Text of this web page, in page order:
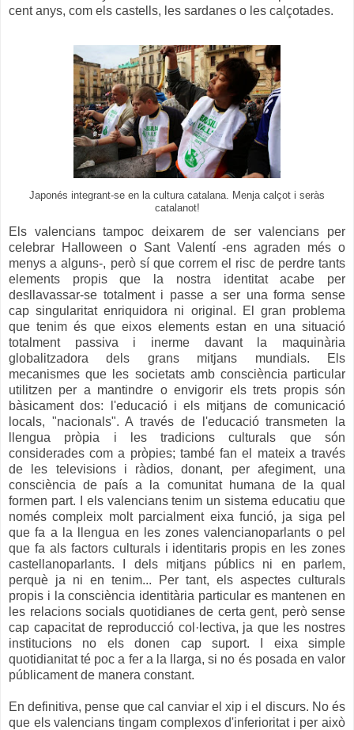
cent anys, com els castells, les sardanes o les calçotades.
Japonés integrant-se en la cultura catalana. Menja calçot i seràs
catalanot!
Els valencians tampoc deixarem de ser valencians per
celebrar Halloween o Sant Valentí -ens agraden més o
menys a alguns-, però sí que correm el risc de perdre tants
elements propis que la nostra identitat acabe per
desllavassar-se totalment i passe a ser una forma sense
cap singularitat enriquidora ni original. El gran problema
que tenim és que eixos elements estan en una situació
totalment passiva i inerme davant la maquinària
globalitzadora dels grans mitjans mundials. Els
mecanismes que les societats amb consciència particular
utilitzen per a mantindre o envigorir els trets propis són
bàsicament dos: l'educació i els mitjans de comunicació
locals, "nacionals". A través de l'educació transmeten la
llengua pròpia i les tradicions culturals que són
considerades com a pròpies; també fan el mateix a través
de les televisions i ràdios, donant, per afegiment, una
consciència de país a la comunitat humana de la qual
formen part. I els valencians tenim un sistema educatiu que
només compleix molt parcialment eixa funció, ja siga pel
que fa a la llengua en les zones valencianoparlants o pel
que fa als factors culturals i identitaris propis en les zones
castellanoparlants. I dels mitjans públics ni en parlem,
perquè ja ni en tenim... Per tant, els aspectes culturals
propis i la consciència identitària particular es mantenen en
les relacions socials quotidianes de certa gent, però sense
cap capacitat de reproducció col·lectiva, ja que les nostres
institucions no els donen cap suport. I eixa simple
quotidianitat té poc a fer a la llarga, si no és posada en valor
públicament de manera constant.
En definitiva, pense que cal canviar el xip i el discurs. No és
que els valencians tingam complexos d'inferioritat i per això